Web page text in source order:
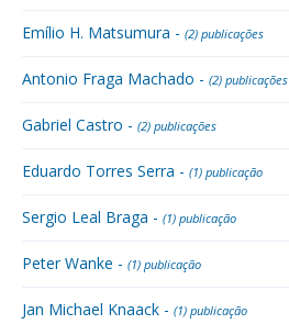
Emílio H. Matsumura - (2) publicações
Antonio Fraga Machado - (2) publicações
Gabriel Castro - (2) publicações
Eduardo Torres Serra - (1) publicação
Sergio Leal Braga - (1) publicação
Peter Wanke - (1) publicação
Jan Michael Knaack - (1) publicação